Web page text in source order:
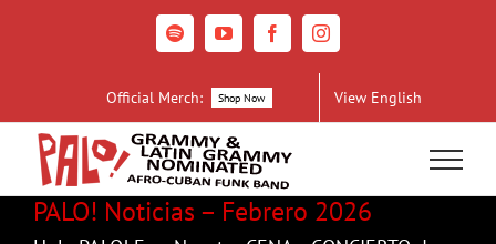
SpotifyYouTubeFacebookInstagram
Official Merch: Shop Now View English
PALO! Noticias – Febrero 2026